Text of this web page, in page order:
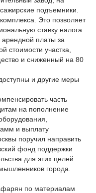
подъемники.
Это позволяет
ставку налога
арендной платы за
стоимости участка,
и сниженный на 80
и другие меры
часть
на пополнение
и выплату
поручил направить
фонд поддержки
для этих целей.
города.
по материалам